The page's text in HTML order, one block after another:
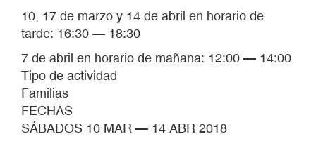
10, 17 de marzo y 14 de abril en horario de
tarde: 16:30 — 18:30
7 de abril en horario de mañana: 12:00 — 14:00
Tipo de actividad
Familias
FECHAS
SÁBADOS 10 MAR — 14 ABR 2018